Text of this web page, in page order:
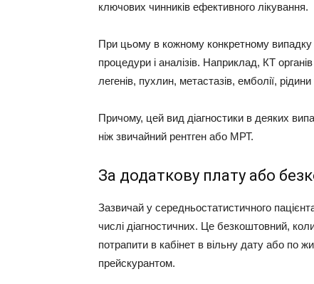
ключових чинників ефективного лікування.
При цьому в кожному конкретному випадку
процедури і аналізів. Наприклад, КТ
легенів, пухлин, метастазів, емболії,
Причому, цей вид діагностики в деяких
ніж звичайний рентген або МРТ.
За додаткову плату або
Зазвичай у середньостатистичного
числі діагностичних. Це безкоштовний,
потрапити в кабінет в вільну дату або по
прейскурантом.